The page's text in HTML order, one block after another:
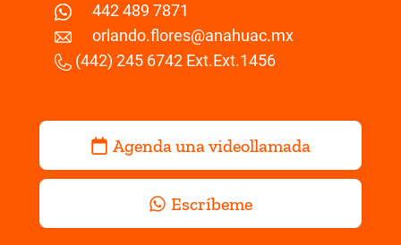
442 489 7871
orlando.flores@anahuac.mx
(442) 245 6742 Ext.Ext.1456
Agenda una videollamada
Escríbeme